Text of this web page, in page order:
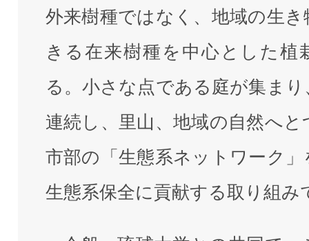
外来樹種ではなく、地域の生き
きる在来樹種を中心とした植
る。小さな点である庭が集ま
連続し、里山、地域の自然へ
市部の「生態系ネットワーク」
生態系保全に貢献する取り組み